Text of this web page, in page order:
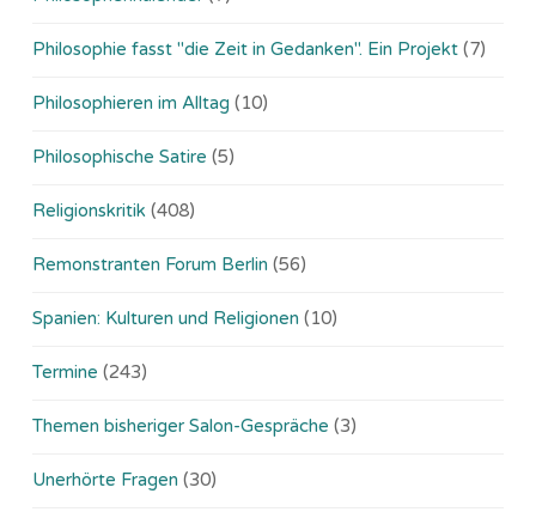
Philosophie fasst "die Zeit in Gedanken". Ein Projekt (7)
Philosophieren im Alltag (10)
Philosophische Satire (5)
Religionskritik (408)
Remonstranten Forum Berlin (56)
Spanien: Kulturen und Religionen (10)
Termine (243)
Themen bisheriger Salon-Gespräche (3)
Unerhörte Fragen (30)